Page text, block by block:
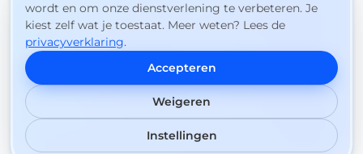
Arnhem
Duiven
Westervoort
’s-Heerenberg
© 2026 EXO Solutions · KVK 69405387 · BTW
NL002379108B75
Algemene voorwaardenCookievoorkeuren
wordt en om onze dienstverlening te verbeteren. Je
kiest zelf wat je toestaat. Meer weten? Lees de
privacyverklaring.
Accepteren
Weigeren
Instellingen